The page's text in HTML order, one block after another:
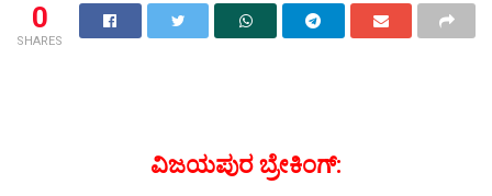
0
SHARES
ವಿಜಯಪುರ ಬ್ರೇಕಿಂಗ್: